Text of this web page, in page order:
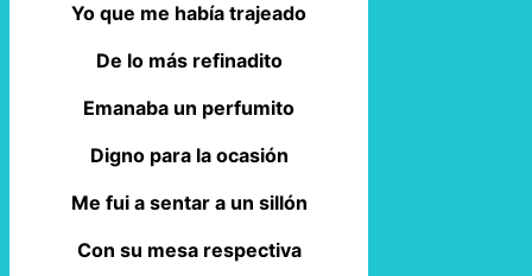
Yo que me había trajeado
De lo más refinadito
Emanaba un perfumito
Digno para la ocasión
Me fui a sentar a un sillón
Con su mesa respectiva